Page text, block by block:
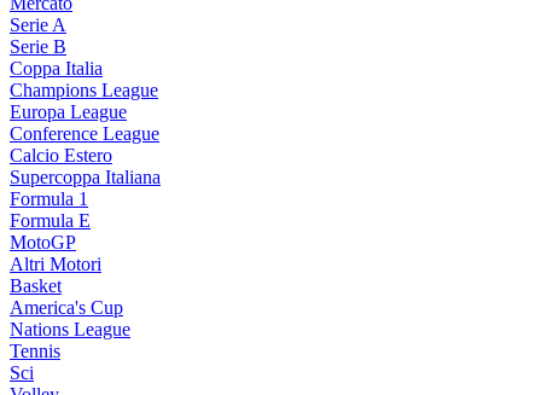
Serie A
Serie B
Coppa Italia
Champions League
Europa League
Conference League
Calcio Estero
Supercoppa Italiana
Formula 1
Formula E
MotoGP
Altri Motori
Basket
America's Cup
Nations League
Tennis
Sci